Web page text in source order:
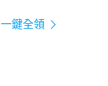
一鍵全領